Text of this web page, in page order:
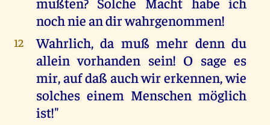
noch nie an dir wahrgenommen!
12
Wahrlich, da muß mehr denn du
allein vorhanden sein! O sage es
mir, auf daß auch wir erkennen, wie
solches einem Menschen möglich
ist!"